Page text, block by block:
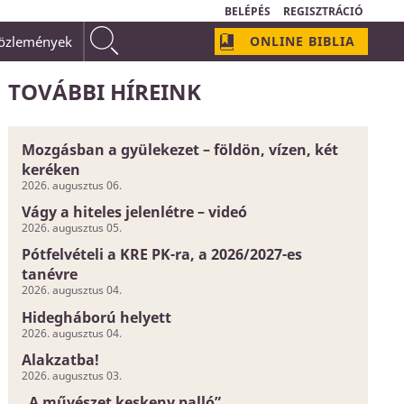
BELÉPÉS REGISZTRÁCIÓ
és bizonytalan dolog;Isten szeretetének neve van:
ONLINE BIBLIA
TOVÁBBI HÍREINK
Mozgásban a gyülekezet – földön, vízen, két
keréken
2026. augusztus 06.
Vágy a hiteles jelenlétre – videó
2026. augusztus 05.
Pótfelvételi a KRE PK-ra, a 2026/2027-es
tanévre
2026. augusztus 04.
Hidegháború helyett
2026. augusztus 04.
Alakzatba!
2026. augusztus 03.